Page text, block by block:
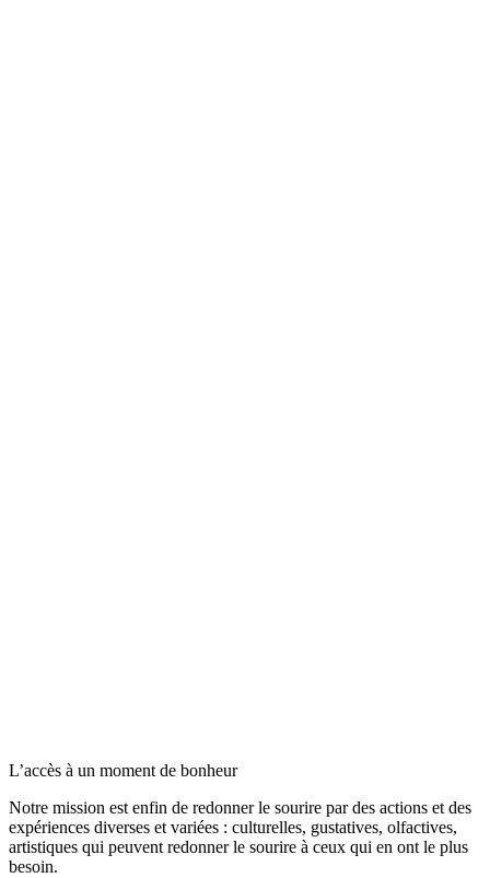
L’accès à un moment de bonheur
Notre mission est enfin de redonner le sourire par des actions et des
expériences diverses et variées : culturelles, gustatives, olfactives,
artistiques qui peuvent redonner le sourire à ceux qui en ont le plus
besoin.